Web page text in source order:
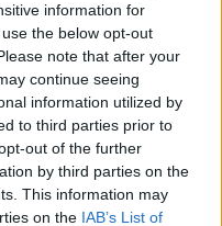
information for
the below opt-out
note that after your
continue seeing
information utilized by
to third parties prior to
out of the further
by third parties on the
This information may
on the IAB’s List of
azadatvédelmi